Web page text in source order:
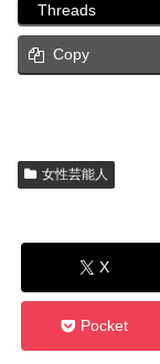
Threads
Copy
女性芸能人
X
Pocket